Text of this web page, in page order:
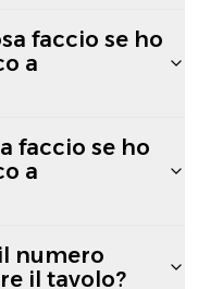
faccio se ho
a
faccio se ho
a
numero
il tavolo?